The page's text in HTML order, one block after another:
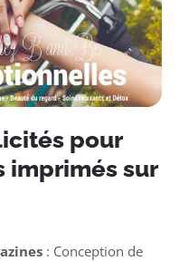
pour
imprimés sur
: Conception de